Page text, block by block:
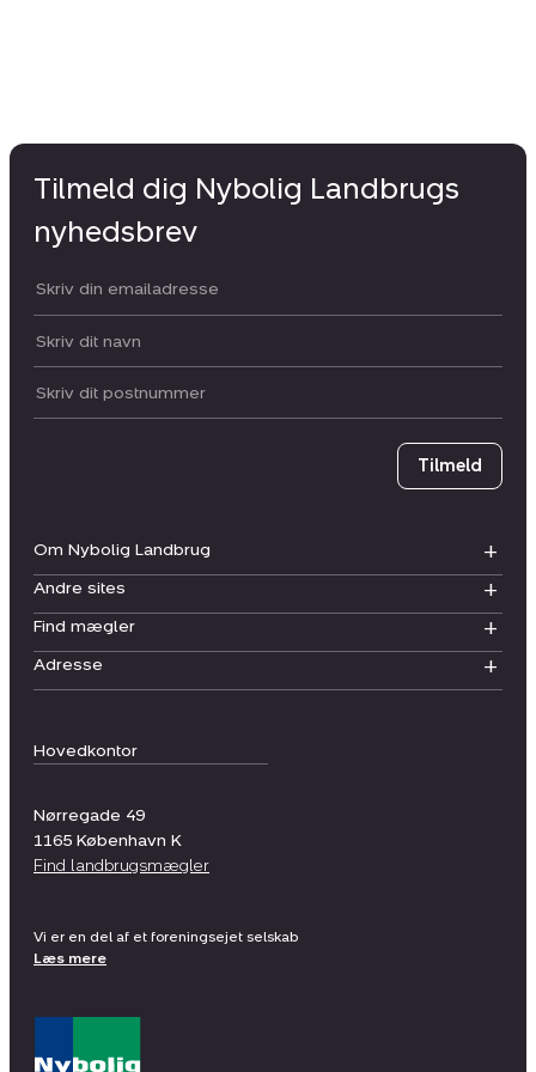
Hovedkontor
Nørregade 49
1165 København K
Find landbrugsmægler
Om Nybolig Landbrug
Andre sites
Find mægler
Adresse
Tilmeld dig Nybolig Landbrugs
nyhedsbrev
Din email:
Dit navn:
Postnummer
Tilmeld
Vi er en del af et foreningsejet selskab
Læs mere